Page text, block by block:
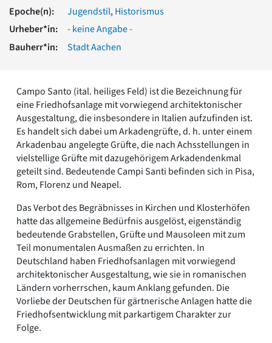
Romanik
Vorromanik
Römische Antike
Über uns
Fachbeirat
Freunde & Förderer
Kontakt
Impressum
Datenschutz
Suchbegriff eingeben
Epoche(n):
Jugendstil,Historismus
Urheber*in:
- keine Angabe -
Bauherr*in:
Stadt Aachen
Campo Santo (ital. heiliges Feld) ist die Bezeichnung für
eine Friedhofsanlage mit vorwiegend architektonischer
Ausgestaltung, die insbesondere in Italien aufzufinden ist.
Es handelt sich dabei um Arkadengrüfte, d. h. unter einem
Arkadenbau angelegte Grüfte, die nach Achsstellungen in
vielstellige Grüfte mit dazugehörigem Arkadendenkmal
geteilt sind. Bedeutende Campi Santi befinden sich in Pisa,
Rom, Florenz und Neapel.
Das Verbot des Begräbnisses in Kirchen und Klosterhöfen
hatte das allgemeine Bedürfnis ausgelöst, eigenständig
bedeutende Grabstellen, Grüfte und Mausoleen mit zum
Teil monumentalen Ausmaßen zu errichten. In
Deutschland haben Friedhofsanlagen mit vorwiegend
architektonischer Ausgestaltung, wie sie in romanischen
Ländern vorherrschen, kaum Anklang gefunden. Die
Vorliebe der Deutschen für gärtnerische Anlagen hatte die
Friedhofsentwicklung mit parkartigem Charakter zur
Folge.